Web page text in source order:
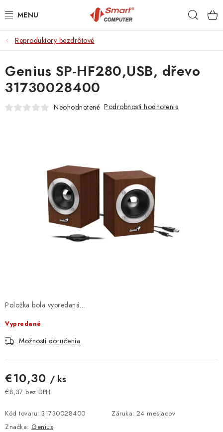
na
NOTEBOOKY
MOBILNÉ ZARIADENIA
PC A KOMPONENTY
ELEKTRONIKA
DOMÁCNOSŤ
: OBĽÚBENÉ PRODUKTY
: TOP PRODUKTY
ZNAČKY
Moja objednávka
Reproduktory bezdrôtové
Položka bola vypredaná…
Vypredané
Možnosti doručenia
€10,30 / ks
€8,37 bez DPH
Kód tovaru: 31730028400 Záruka: 24 mesiacov
Značka: Genius
Genius SP-HF280,USB, dřevo
31730028400
Neohodnotené Podrobnosti hodnotenia